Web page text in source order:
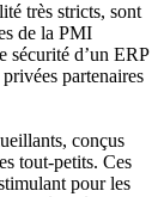
très stricts, sont
de la PMI
sécurité d’un ERP
partenaires
conçus
tout-petits. Ces
pour les